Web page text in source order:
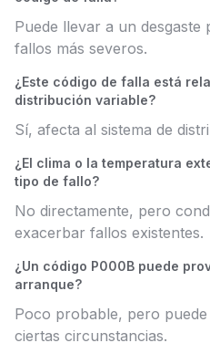
Puede llevar a un
fallos más severos.
¿Este código de falla está
distribución variable?
Sí, afecta al sistema de
¿El clima o la temperatura
tipo de fallo?
No directamente, pero
exacerbar fallos existentes.
¿Un código P000B puede
arranque?
Poco probable, pero
ciertas circunstancias.